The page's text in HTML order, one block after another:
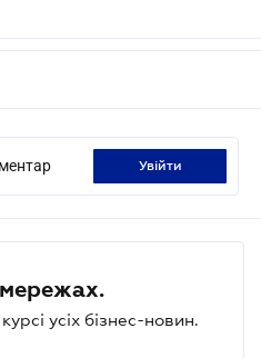
увійти
усіх бізнес-новин.